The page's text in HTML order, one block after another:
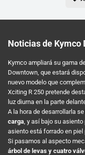
Noticias de Kymco
Kymco ampliará su gama
Downtown, que estará
nuevo modelo que
Xciting R 250 pretende
luz diurna en la parte
A la hora de desarrollarla
carga , y así bajo su
asiento está forrado en
Si pasamos al aspecto
árbol de levas y cuatro